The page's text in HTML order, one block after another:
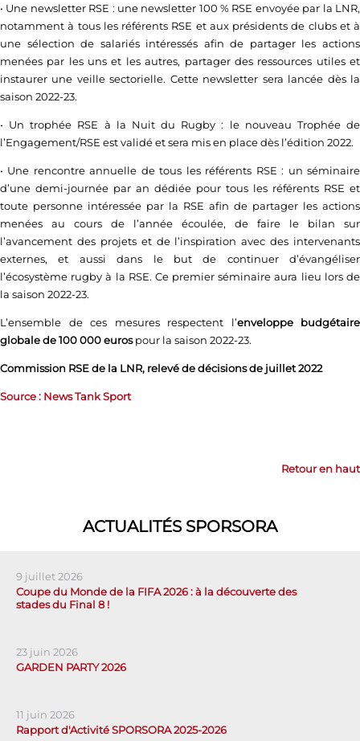
• Une newsletter RSE : une newsletter 100 % RSE envoyée par la LNR,
notamment à tous les référents RSE et aux présidents de clubs et à
une sélection de salariés intéressés afin de partager les actions
menées par les uns et les autres, partager des ressources utiles et
instaurer une veille sectorielle. Cette newsletter sera lancée dès la
saison 2022-23.
• Un trophée RSE à la Nuit du Rugby : le nouveau Trophée de
l’Engagement/RSE est validé et sera mis en place dès l’édition 2022.
• Une rencontre annuelle de tous les référents RSE : un séminaire
d’une demi-journée par an dédiée pour tous les référents RSE et
toute personne intéressée par la RSE afin de partager les actions
menées au cours de l’année écoulée, de faire le bilan sur
l’avancement des projets et de l’inspiration avec des intervenants
externes, et aussi dans le but de continuer d’évangéliser
l’écosystème rugby à la RSE. Ce premier séminaire aura lieu lors de
la saison 2022-23.
L’ensemble de ces mesures respectent l’enveloppe budgétaire
globale de 100 000 eurospour la saison 2022-23.
Commission RSE de la LNR, relevé de décisions de juillet 2022
Source : News Tank Sport
Retour en haut
ACTUALITÉS SPORSORA
9 juillet 2026
Coupe du Monde de la FIFA 2026 : à la découverte des
stades du Final 8 !
23 juin 2026
GARDEN PARTY 2026
11 juin 2026
Rapport d'Activité SPORSORA 2025-2026